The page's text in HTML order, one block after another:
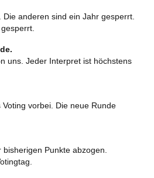
Die anderen sind ein Jahr gesperrt.
uns. Jeder Interpret ist höchstens
vorbei. Die neue Runde
bisherigen Punkte abzogen.